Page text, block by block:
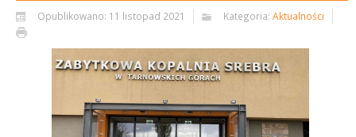
Opublikowano: 11 listopad 2021 Kategoria: Aktualności